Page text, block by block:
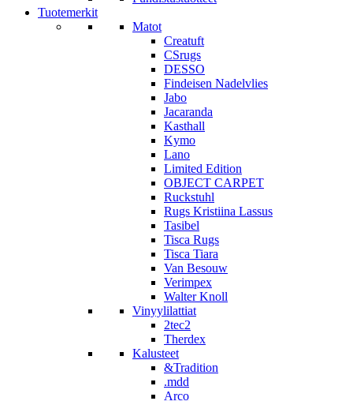
Tuotemerkit
Matot
Creatuft
CSrugs
DESSO
Findeisen Nadelvlies
Jabo
Jacaranda
Kasthall
Kymo
Lano
Limited Edition
OBJECT CARPET
Ruckstuhl
Rugs Kristiina Lassus
Tasibel
Tisca Rugs
Tisca Tiara
Van Besouw
Verimpex
Walter Knoll
Vinyylilattiat
2tec2
Therdex
Kalusteet
&Tradition
.mdd
Arco